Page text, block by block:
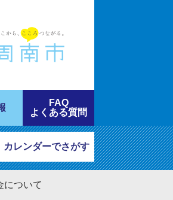
FAQ
よくある質問
カレンダーでさがす
について